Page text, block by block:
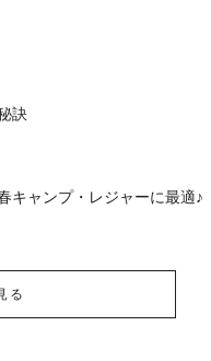
訣
キャンプ・レジャーに最適♪
る